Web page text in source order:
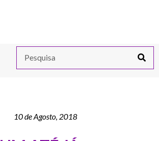
10 de Agosto, 2018